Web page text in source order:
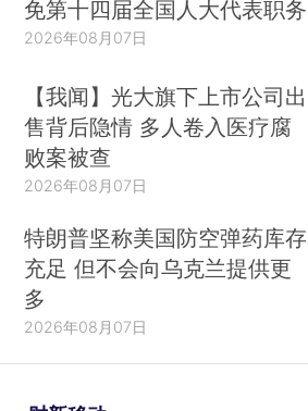
免第十四届全国人大代表职务
2026年08月07日
【我闻】光大旗下上市公司出
售背后隐情 多人卷入医疗腐
败案被查
2026年08月07日
特朗普坚称美国防空弹药库存
充足 但不会向乌克兰提供更
多
2026年08月07日